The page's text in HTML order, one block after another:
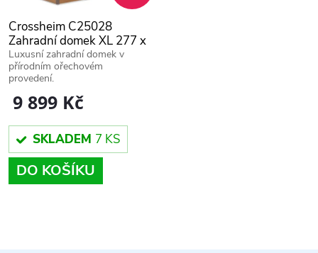
Crossheim C25028
Zahradní domek XL 277 x
195 x 200 cm, ořech
9 899 Kč
SKLADEM 7 KS
DO KOŠÍKU
Luxusní zahradní domek v
přírodním ořechovém
provedení.